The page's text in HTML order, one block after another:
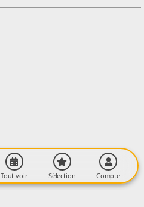
Tout voir Sélection Compte